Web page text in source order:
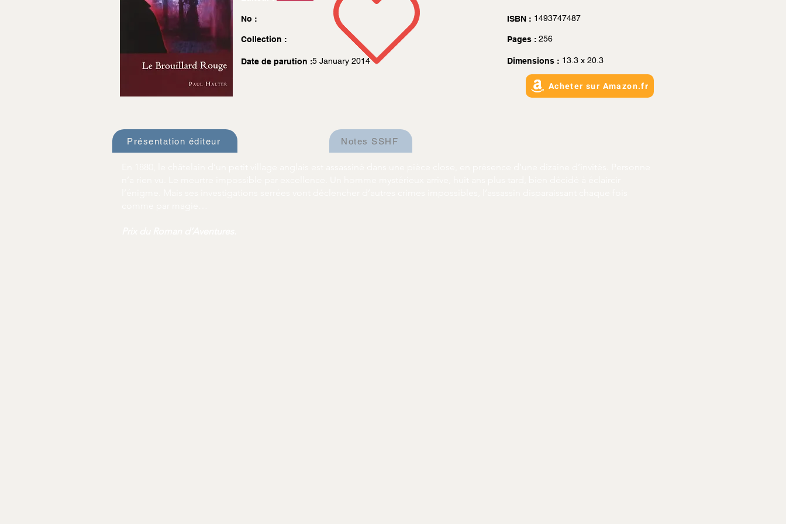
No :
Collection :
Date de parution :5 January 2014
ISBN : 1493747487
Pages : 256
Dimensions : 13.3 x 20.3
Acheter sur Amazon.fr
Présentation éditeur Notes SSHF